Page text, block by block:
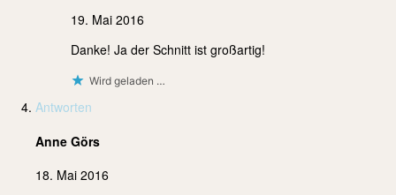
19. Mai 2016
Danke! Ja der Schnitt ist großartig!
Wird geladen …
Antworten
Anne Görs
18. Mai 2016